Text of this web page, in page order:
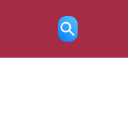
Ricerca
aperta